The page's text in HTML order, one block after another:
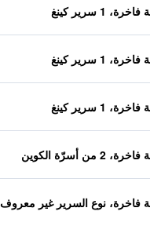
1 سرير كينغ
1 سرير كينغ
1 سرير كينغ
2 من أسرّة الكوين
فاخرة، نوع السرير غير معروف